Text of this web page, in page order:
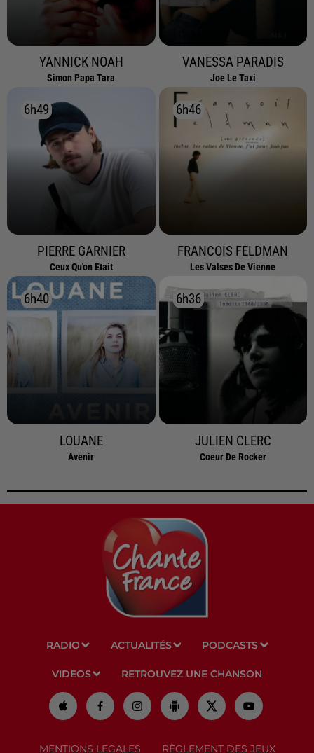
YANNICK NOAH
Simon Papa Tara
VANESSA PARADIS
Joe Le Taxi
6h49
6h49
PIERRE GARNIER
Ceux Qu'on Etait
6h46
6h46
FRANCOIS FELDMAN
Les Valses De Vienne
6h40
6h40
LOUANE
Avenir
6h36
6h36
JULIEN CLERC
Coeur De Rocker
RADIO ACTUALITÉS PODCASTS
VIDEOS RETROUVEZ UNE CHANSON
MENTIONS LEGALES RÈGLEMENT DES JEUX